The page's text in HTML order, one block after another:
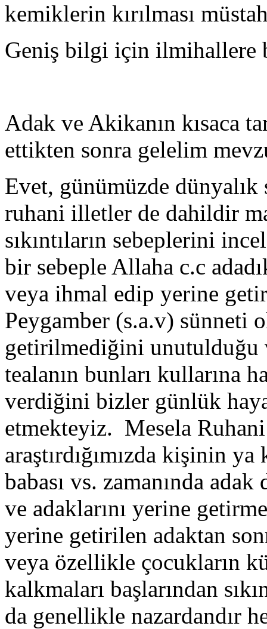
kemiklerin kırılması
Geniş bilgi için ilmihallere
Adak ve Akikanın kısaca
ettikten sonra gelelim
Evet, günümüzde dünyalık
ruhani illetler de dahildir
sıkıntıların sebeplerini
bir sebeple Allaha c.c
veya ihmal edip yerine
Peygamber (s.a.v) sünneti
getirilmediğini unutulduğu
tealanın bunları kullarına
verdiğini bizler günlük
etmekteyiz. Mesela
araştırdığımızda kişinin
babası vs. zamanında
ve adaklarını yerine
yerine getirilen adaktan
veya özellikle çocukların
kalkmaları başlarından
da genellikle nazardandır